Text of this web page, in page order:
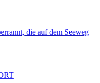
die auf dem Seeweg